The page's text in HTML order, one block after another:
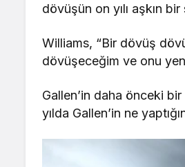
dövüşün on yılı aşkın
Williams, “Bir dövüş
dövüşeceğim ve onu
Gallen’in daha önceki
yılda Gallen’in ne